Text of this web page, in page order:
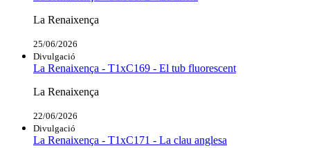
La Renaixença
25/06/2026
Divulgació
La Renaixença - T1xC169 - El tub fluorescent
La Renaixença
22/06/2026
Divulgació
La Renaixença - T1xC171 - La clau anglesa